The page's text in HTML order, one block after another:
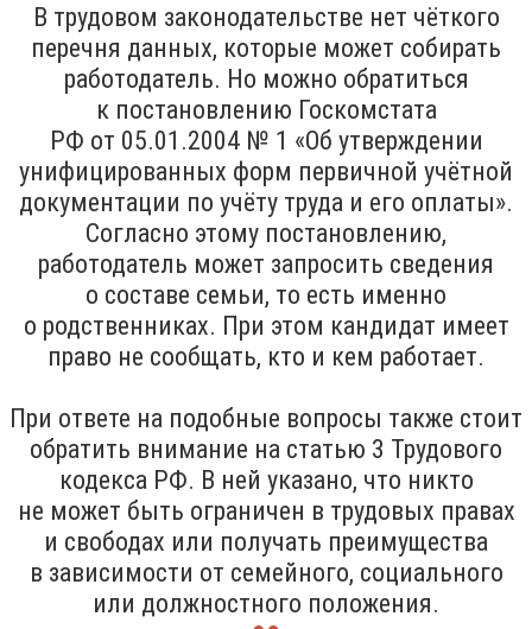
В трудовом законодательстве нет чёткого
перечня данных, которые может собирать
работодатель. Но можно обратиться
к постановлению Госкомстата
РФ от 05.01.2004 № 1 «Об утверждении
унифицированных форм первичной учётной
документации по учёту труда и его оплаты».
Согласно этому постановлению,
работодатель может запросить сведения
о составе семьи, то есть именно
о родственниках. При этом кандидат имеет
право не сообщать, кто и кем работает.
При ответе на подобные вопросы также стоит
обратить внимание на статью 3 Трудового
кодекса РФ. В ней указано, что никто
не может быть ограничен в трудовых правах
и свободах или получать преимущества
в зависимости от семейного, социального
или должностного положения.